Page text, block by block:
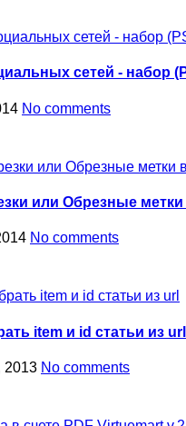
сетей - набор
No comments
или Обрезные
No comments
item и id статьи из url
2013 No comments